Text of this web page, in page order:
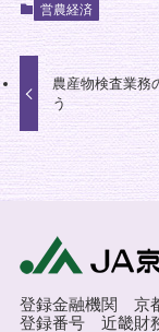
営農経済
農産物検査業務
う
登録金融機関 京
登録番号 近畿財